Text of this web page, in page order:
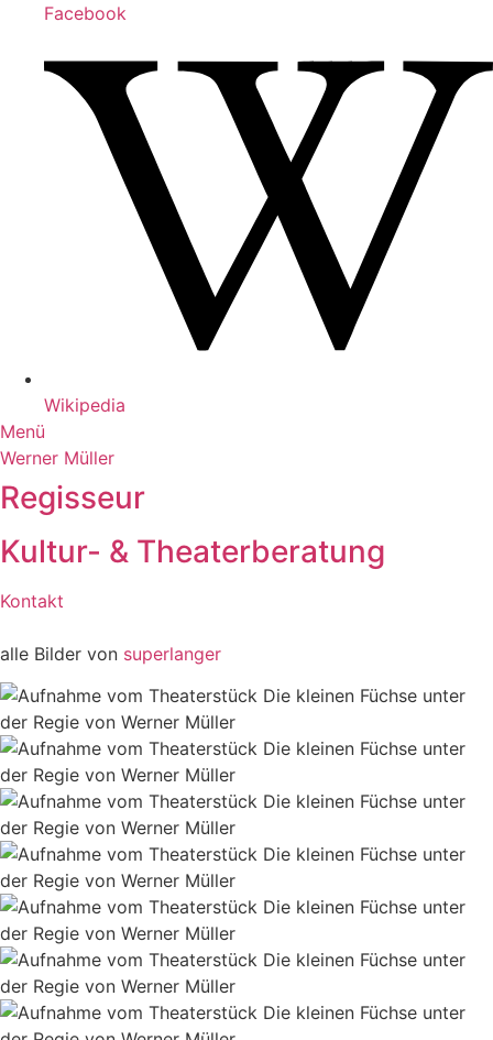
Facebook
Wikipedia
Menü
Werner Müller
Regisseur
Kultur- & Theaterberatung
Kontakt
alle Bilder von superlanger